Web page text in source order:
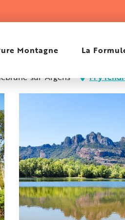
Montagne La
sur-Argens M'y